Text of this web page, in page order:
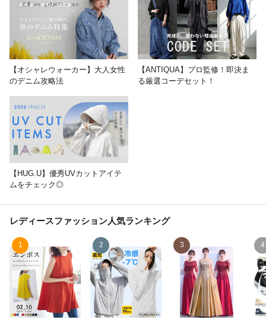
【オシャレウォーカー】大人女性
のデニム攻略法
【ANTIQUA】プロ監修！即決ま
る厳選コーデセット！
【HUG.U】優秀UVカットアイテ
ムをチェック◎
レディースファッション人気ランキング
1 2 3 4